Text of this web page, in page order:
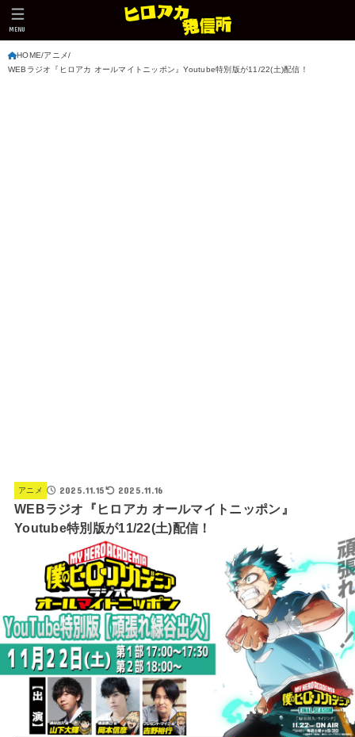
MENU
HOME アニメ
WEBラジオ『ヒロアカ オールマイトニッポン』Youtube特別版が11/22(土)配信！
アニメ 2025.11.15 2025.11.16
WEBラジオ『ヒロアカ オールマイトニッポン』
Youtube特別版が11/22(土)配信！